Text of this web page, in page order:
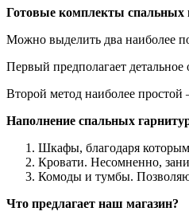
Готовые комплекты спальных
Можно выделить два наиболее
Первый предполагает
Второй метод наиболее простой
Наполнение спальных
Шкафы, благодаря
Кровати. Несомненно,
Комоды и тумбы.
Что предлагает наш магазин?